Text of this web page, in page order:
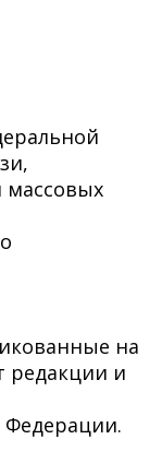
на
редакции и
Федерации.